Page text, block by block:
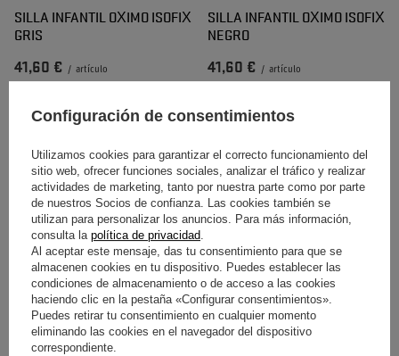
SILLA INFANTIL OXIMO ISOFIX
GRIS
41,60 € / artículo
SILLA INFANTIL OXIMO ISOFIX
NEGRO
41,60 € / artículo
SILLA INFANTIL OXIMO V2
ROJO
23,00 € / artículo
SILLA INFANTIL OXIMO V2
GRIS
23,00 € / artículo
Configuración de consentimientos
Utilizamos cookies para garantizar el correcto funcionamiento del
sitio web, ofrecer funciones sociales, analizar el tráfico y realizar
actividades de marketing, tanto por nuestra parte como por parte
de nuestros Socios de confianza. Las cookies también se
utilizan para personalizar los anuncios. Para más información,
consulta la política de privacidad.
Al aceptar este mensaje, das tu consentimiento para que se
almacenen cookies en tu dispositivo. Puedes establecer las
condiciones de almacenamiento o de acceso a las cookies
haciendo clic en la pestaña «Configurar consentimientos».
Puedes retirar tu consentimiento en cualquier momento
eliminando las cookies en el navegador del dispositivo
correspondiente.